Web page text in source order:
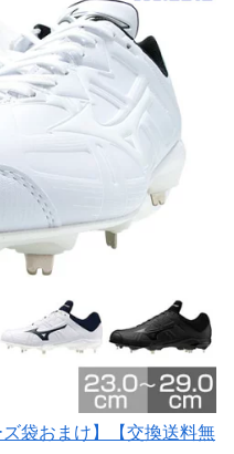
袋おまけ】【交換送料無